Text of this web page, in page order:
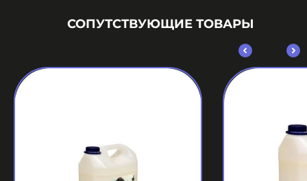
СОПУТСТВУЮЩИЕ ТОВАРЫ